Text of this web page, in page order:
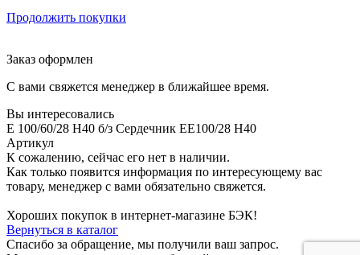
Продолжить покупки
Заказ оформлен
С вами свяжется менеджер в ближайшее время.
Вы интересовались
E 100/60/28 H40 б/з Сердечник EE100/28 H40
Артикул
К сожалению, сейчас его нет в наличии.
Как только появится информация по интересующему вас
товару, менеджер с вами обязательно свяжется.
Хороших покупок в интернет-магазине БЭК!
Вернуться в каталог
Спасибо за обращение, мы получили ваш запрос.